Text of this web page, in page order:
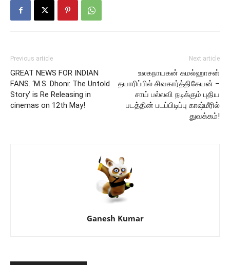
Previous article
GREAT NEWS FOR INDIAN
FANS. ‘M.S. Dhoni: The Untold
Story’ is Re Releasing in
cinemas on 12th May!
Next article
உலகநாயகன் கமல்ஹாசன்
தயாரிப்பில் சிவகார்த்திகேயன் –
சாய் பல்லவி நடிக்கும் புதிய
படத்தின் படப்பிடிப்பு காஷ்மீரில்
துவக்கம்!
Ganesh Kumar